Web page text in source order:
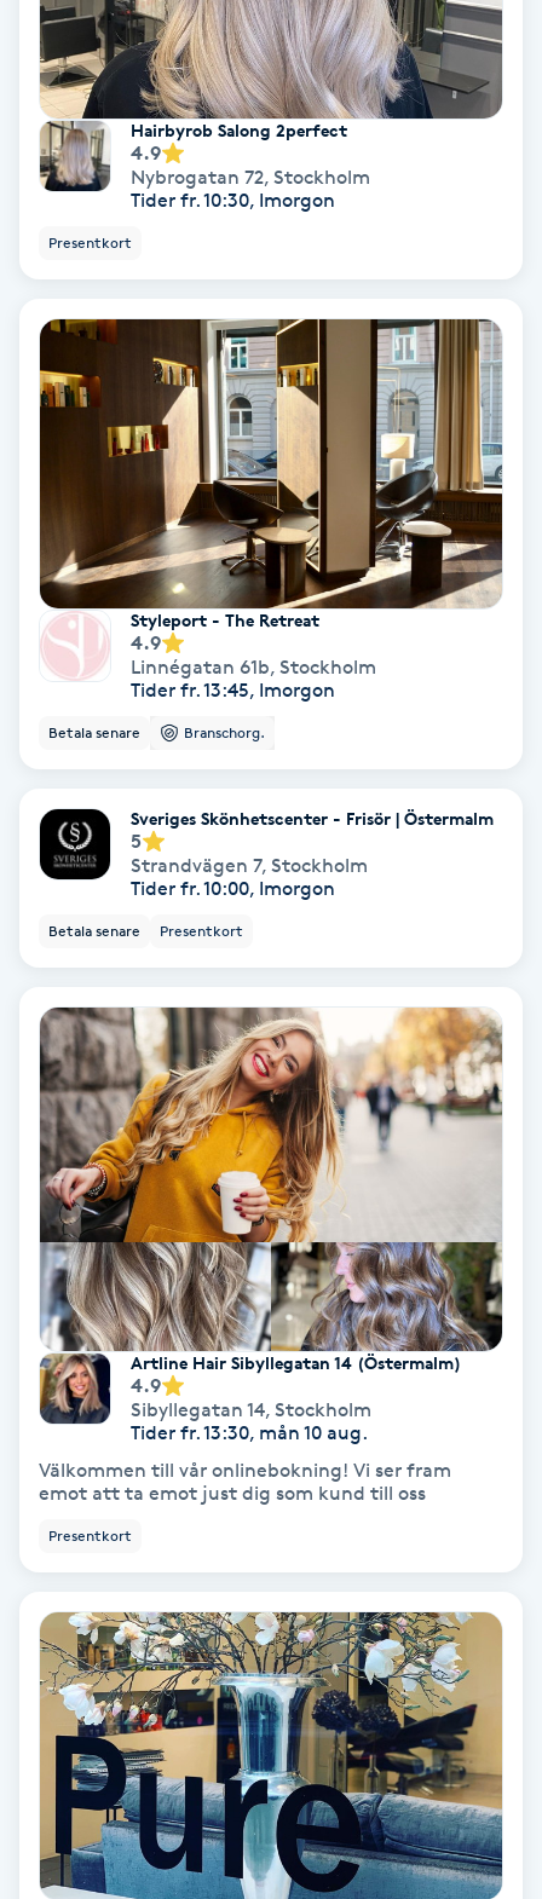
Nagelförstärkning
Nagelklippning
Nagelvård
Naglar borttagning
Naglar reparation
Navelpiercing
NBE-massage
Ny frisyr
Olaplex
Ombre brows
Ombre naglar
Optiker
Ortobionomi
Ortopedi
Osteopati
Paraffinbehandling
Pedikyr
Pensionärklippning
Permanent
Permanent hårborttagning
Permanent ögonbrynsmakeup
Personal shopper
Hairbyrob Salong 2perfect
4.9
Nybrogatan 72, Stockholm
Tider fr. 10:30, Imorgon
Presentkort
Styleport - The Retreat
4.9
Linnégatan 61b, Stockholm
Tider fr. 13:45, Imorgon
Betala senare Branschorg.
Sveriges Skönhetscenter - Frisör | Östermalm
5
Strandvägen 7, Stockholm
Tider fr. 10:00, Imorgon
Betala senare Presentkort
Artline Hair Sibyllegatan 14 (Östermalm)
4.9
Sibyllegatan 14, Stockholm
Tider fr. 13:30, mån 10 aug.
Välkommen till vår onlinebokning! Vi ser fram
emot att ta emot just dig som kund till oss
Presentkort